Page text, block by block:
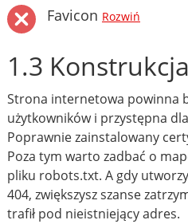
Favicon Rozwiń
1.3
Strona internetowa powinna
użytkowników i przystępna
Poprawnie zainstalowany
Poza tym warto zadbać o
pliku robots.txt. A gdy
404, zwiększysz szanse
trafił pod nieistniejący adres.